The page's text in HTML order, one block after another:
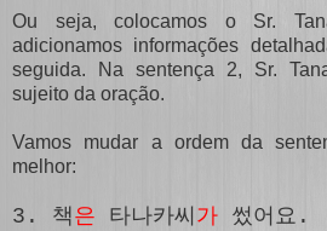
Ou seja, colocamos o Sr.
adicionamos informações
seguida. Na sentença 2, Sr.
sujeito da oração.
Vamos mudar a ordem da
melhor:
3. 책은 타나카씨 가 썼어요.